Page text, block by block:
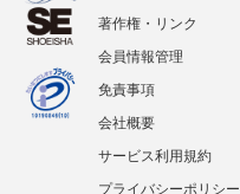
著作権・リンク
会員情報管理
免責事項
会社概要
サービス利用規約
プライバシーポリシー